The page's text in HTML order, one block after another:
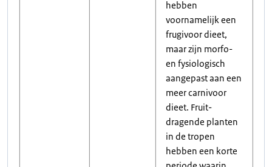
hebben
voornamelijk een
frugivoor dieet,
maar zijn morfo-
en fysiologisch
aangepast aan een
meer carnivoor
dieet. Fruit-
dragende planten
in de tropen
hebben een korte